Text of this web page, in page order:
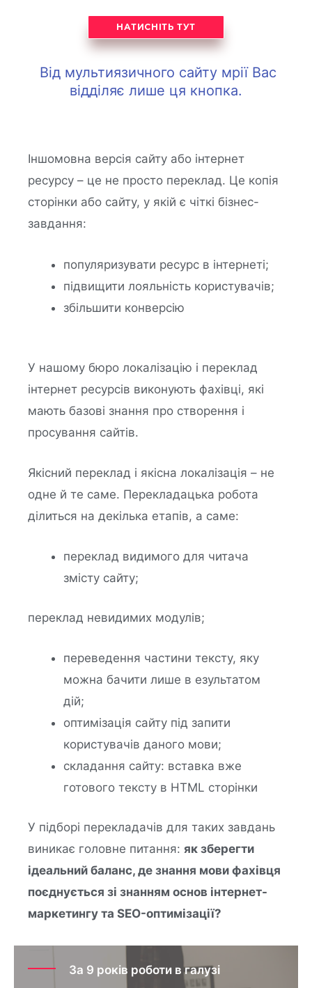
НАТИСНІТЬ ТУТ
Від мультиязичного сайту мрії Вас
відділяє лише ця кнопка.
Іншомовна версія сайту або інтернет
ресурсу – це не просто переклад. Це копія
сторінки або сайту, у якій є чіткі бізнес-
завдання:
популяризувати ресурс в інтернеті;
підвищити лояльність користувачів;
збільшити конверсію
У нашому бюро локалізацію і переклад
інтернет ресурсів виконують фахівці, які
мають базові знання про створення і
просування сайтів.
Якісний переклад і якісна локалізація – не
одне й те саме. Перекладацька робота
ділиться на декілька етапів, а саме:
переклад видимого для читача
змісту сайту;
переклад невидимих ​​модулів;
переведення частини тексту, яку
можна бачити лише в езультатом
дій;
оптимізація сайту під запити
користувачів даного мови;
складання сайту: вставка вже
готового тексту в HTML сторінки
У підборі перекладачів для таких завдань
виникає головне питання: як зберегти
ідеальний баланс, де знання мови фахівця
поєднується зі знанням основ інтернет-
маркетингу та SEO-оптимізації?
За 9 років роботи в галузі